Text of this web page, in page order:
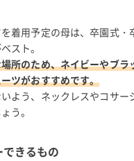
着用予定の母は、卒園式・
スト。
所のため、ネイビーやブラ
ツがおすすめです。
よう、ネックレスやコサー
う。
きるもの